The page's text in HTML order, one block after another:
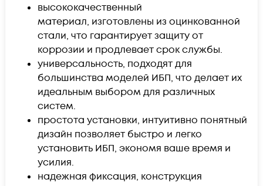
высококачественный
материал, изготовлены из оцинкованной
стали, что гарантирует защиту от
коррозии и продлевает срок службы.
универсальность, подходят для
большинства моделей ИБП, что делает их
идеальным выбором для различных
систем.
простота установки, интуитивно понятный
дизайн позволяет быстро и легко
установить ИБП, экономя ваше время и
усилия.
надежная фиксация, конструкция